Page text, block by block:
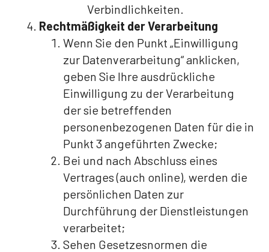
Verbindlichkeiten.
Rechtmäßigkeit der Verarbeitung
Wenn Sie den Punkt „Einwilligung
zur Datenverarbeitung“ anklicken,
geben Sie Ihre ausdrückliche
Einwilligung zu der Verarbeitung
der sie betreffenden
personenbezogenen Daten für die in
Punkt 3 angeführten Zwecke;
Bei und nach Abschluss eines
Vertrages (auch online), werden die
persönlichen Daten zur
Durchführung der Dienstleistungen
verarbeitet;
Sehen Gesetzesnormen die